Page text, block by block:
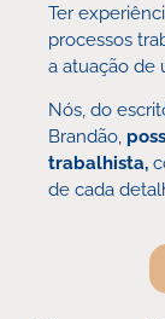
Ter
processos
a atuação de
Nós, do
Brandão,
trabalhista,
de cada